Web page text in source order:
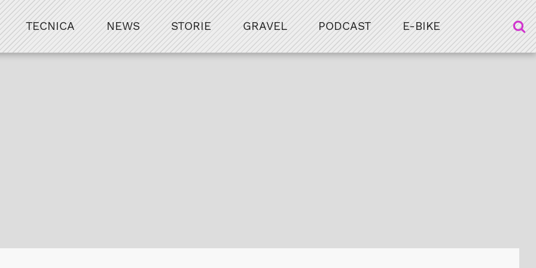
TECNICA NEWS STORIE GRAVEL PODCAST E-BIKE